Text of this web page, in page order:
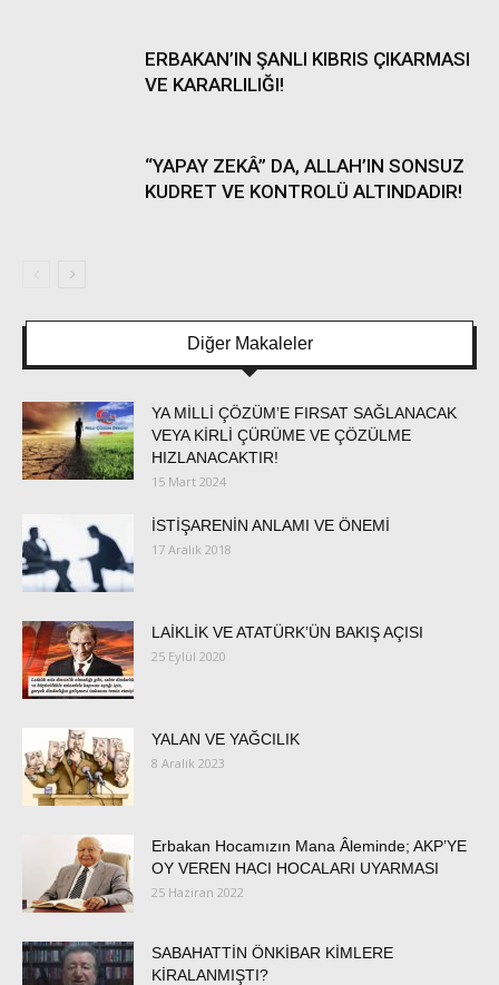
ERBAKAN’IN ŞANLI KIBRIS ÇIKARMASI
VE KARARLILIĞI!
“YAPAY ZEKÂ” DA, ALLAH’IN SONSUZ
KUDRET VE KONTROLÜ ALTINDADIR!
Diğer Makaleler
YA MİLLİ ÇÖZÜM’E FIRSAT SAĞLANACAK
VEYA KİRLİ ÇÜRÜME VE ÇÖZÜLME
HIZLANACAKTIR!
15 Mart 2024
İSTİŞARENİN ANLAMI VE ÖNEMİ
17 Aralık 2018
LAİKLİK VE ATATÜRK’ÜN BAKIŞ AÇISI
25 Eylül 2020
YALAN VE YAĞCILIK
8 Aralık 2023
Erbakan Hocamızın Mana Âleminde; AKP’YE
OY VEREN HACI HOCALARI UYARMASI
25 Haziran 2022
SABAHATTİN ÖNKİBAR KİMLERE
KİRALANMIŞTI?